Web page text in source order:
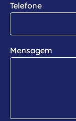
Telefone
Mensagem